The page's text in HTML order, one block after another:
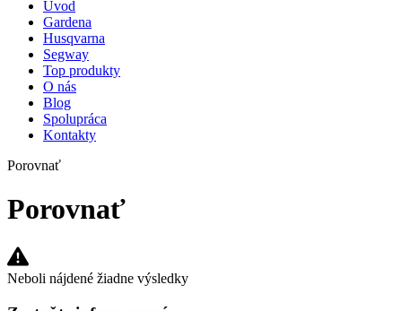
Úvod
Gardena
Husqvarna
Segway
Top produkty
O nás
Blog
Spolupráca
Kontakty
Porovnať
Porovnať
Neboli nájdené žiadne výsledky